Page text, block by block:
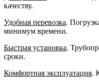
качеству.
Удобная перевозка.
минимум времени.
Быстрая установка.
сроки.
Комфортная эксплуатация.